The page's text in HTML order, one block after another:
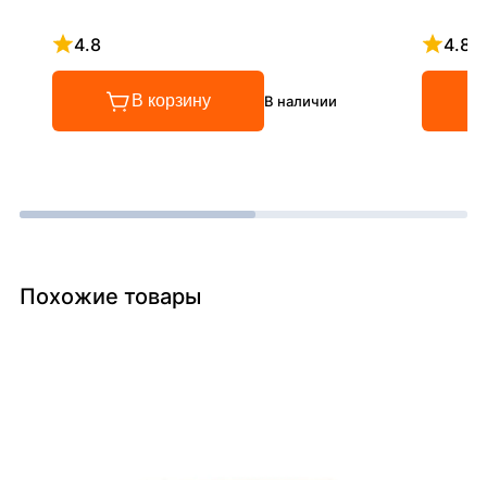
4.8
Рейтинг 4.8 из 5
В корзину В наличии
4.8
Похожие товары